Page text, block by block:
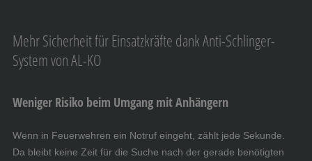
Mehr Sicherheit für Einsatzkräfte dank Anti-Schlinger-
System von AL-KO
Weniger Risiko beim Umgang mit Anhängern
Wenn in Feuerwehren ein Notruf eingeht, zählt jede Sekunde.
Da bleibt keine Zeit für die Suche nach der gerade benötigten